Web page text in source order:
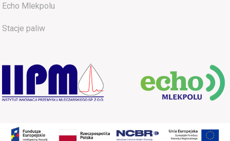
Echo Mlekpolu
Stacje paliw